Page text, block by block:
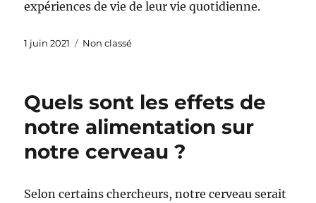
expériences de vie de leur vie quotidienne.
Publié
1 juin 2021 Catégories
Non classé
Quels sont les effets de
notre alimentation sur
notre cerveau ?
Selon certains chercheurs, notre cerveau serait